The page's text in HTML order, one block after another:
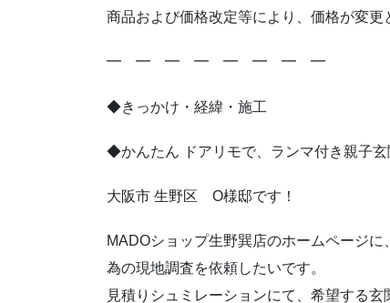
商品および価格改定等により、価格が変更
━ ━ ━ ━ ━ ━ ━ ━
◆きっかけ・経緯・施工
◆かんたん ドアリモで、ランマ付き親子玄
大阪市 生野区 O様邸です！
MADOショップ生野巽店のホームページ
為の現地調査を依頼したいです。
見積りシュミレーションにて、希望する